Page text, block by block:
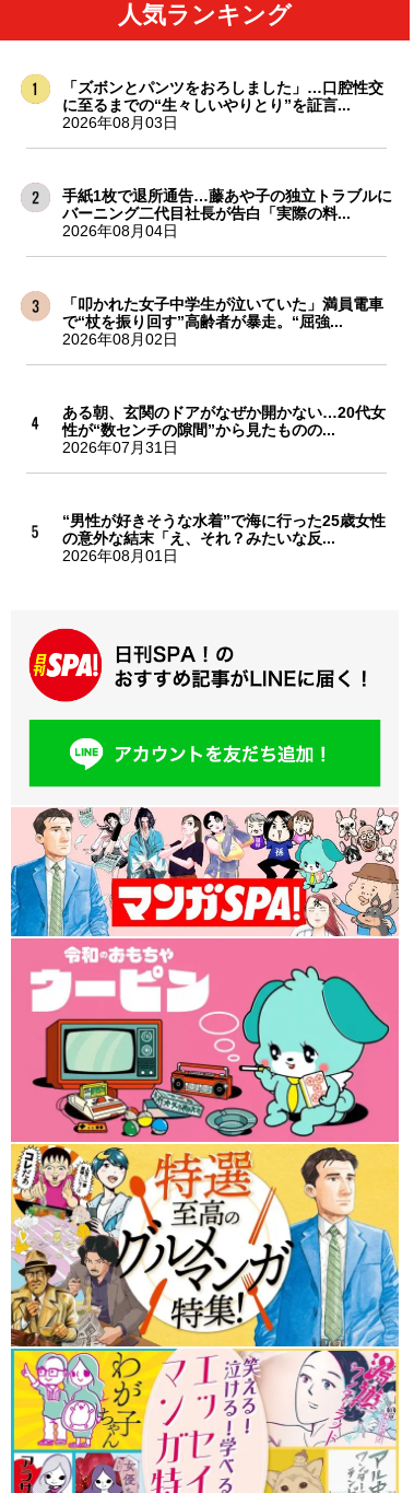
人気ランキング
「ズボンとパンツをおろしました」…口腔性交
に至るまでの“生々しいやりとり”を証言...
2026年08月03日
手紙1枚で退所通告…藤あや子の独立トラブルに
バーニング二代目社長が告白「実際の料...
2026年08月04日
「叩かれた女子中学生が泣いていた」満員電車
で“杖を振り回す”高齢者が暴走。“屈強...
2026年08月02日
ある朝、玄関のドアがなぜか開かない…20代女
性が“数センチの隙間”から見たものの...
2026年07月31日
“男性が好きそうな水着”で海に行った25歳女性
の意外な結末「え、それ？みたいな反...
2026年08月01日